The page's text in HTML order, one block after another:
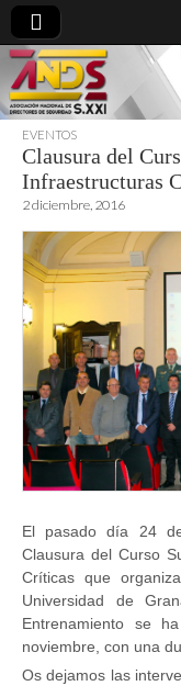
EVENTOS
Clausura del
Infraestructuras
2 diciembre, 2016
El pasado día 24
Clausura del Curso
Críticas que
Universidad de
Entrenamiento se
noviembre, con una
Os dejamos las